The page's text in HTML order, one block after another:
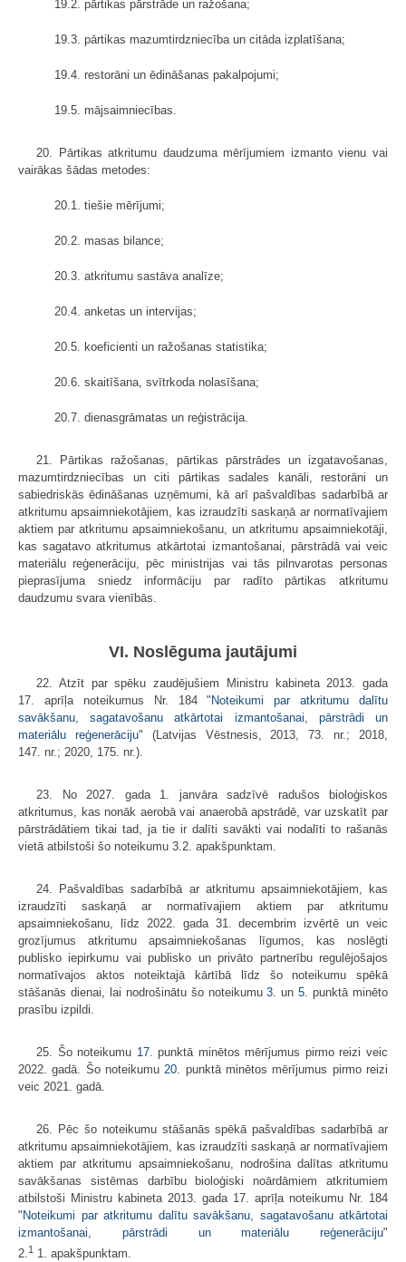
19.2. pārtikas pārstrāde un ražošana;
19.3. pārtikas mazumtirdzniecība un citāda izplatīšana;
19.4. restorāni un ēdināšanas pakalpojumi;
19.5. mājsaimniecības.
20. Pārtikas atkritumu daudzuma mērījumiem izmanto vienu vai
vairākas šādas metodes:
20.1. tiešie mērījumi;
20.2. masas bilance;
20.3. atkritumu sastāva analīze;
20.4. anketas un intervijas;
20.5. koeficienti un ražošanas statistika;
20.6. skaitīšana, svītrkoda nolasīšana;
20.7. dienasgrāmatas un reģistrācija.
21. Pārtikas ražošanas, pārtikas pārstrādes un izgatavošanas,
mazumtirdzniecības un citi pārtikas sadales kanāli, restorāni un
sabiedriskās ēdināšanas uzņēmumi, kā arī pašvaldības sadarbībā ar
atkritumu apsaimniekotājiem, kas izraudzīti saskaņā ar normatīvajiem
aktiem par atkritumu apsaimniekošanu, un atkritumu apsaimniekotāji,
kas sagatavo atkritumus atkārtotai izmantošanai, pārstrādā vai veic
materiālu reģenerāciju, pēc ministrijas vai tās pilnvarotas personas
pieprasījuma sniedz informāciju par radīto pārtikas atkritumu
daudzumu svara vienībās.
VI. Noslēguma jautājumi
22. Atzīt par spēku zaudējušiem Ministru kabineta 2013. gada
17. aprīļa noteikumus Nr. 184 " Noteikumi par atkritumu dalītu
savākšanu, sagatavošanu atkārtotai izmantošanai, pārstrādi un
materiālu reģenerāciju" (Latvijas Vēstnesis, 2013, 73. nr.; 2018,
147. nr.; 2020, 175. nr.).
23. No 2027. gada 1. janvāra sadzīvē radušos bioloģiskos
atkritumus, kas nonāk aerobā vai anaerobā apstrādē, var uzskatīt par
pārstrādātiem tikai tad, ja tie ir dalīti savākti vai nodalīti to rašanās
vietā atbilstoši šo noteikumu 3.2. apakšpunktam.
24. Pašvaldības sadarbībā ar atkritumu apsaimniekotājiem, kas
izraudzīti saskaņā ar normatīvajiem aktiem par atkritumu
apsaimniekošanu, līdz 2022. gada 31. decembrim izvērtē un veic
grozījumus atkritumu apsaimniekošanas līgumos, kas noslēgti
publisko iepirkumu vai publisko un privāto partnerību regulējošajos
normatīvajos aktos noteiktajā kārtībā līdz šo noteikumu spēkā
stāšanās dienai, lai nodrošinātu šo noteikumu3.un5. punktā minēto
prasību izpildi.
25. Šo noteikumu 17. punktā minētos mērījumus pirmo reizi veic
2022. gadā. Šo noteikumu20. punktā minētos mērījumus pirmo reizi
veic 2021. gadā.
26. Pēc šo noteikumu stāšanās spēkā pašvaldības sadarbībā ar
atkritumu apsaimniekotājiem, kas izraudzīti saskaņā ar normatīvajiem
aktiem par atkritumu apsaimniekošanu, nodrošina dalītas atkritumu
savākšanas sistēmas darbību bioloģiski noārdāmiem atkritumiem
atbilstoši Ministru kabineta 2013. gada 17. aprīļa noteikumu Nr. 184
" Noteikumi par atkritumu dalītu savākšanu, sagatavošanu atkārtotai
izmantošanai, pārstrādi un materiālu reģenerāciju"
2.1 1. apakšpunktam.